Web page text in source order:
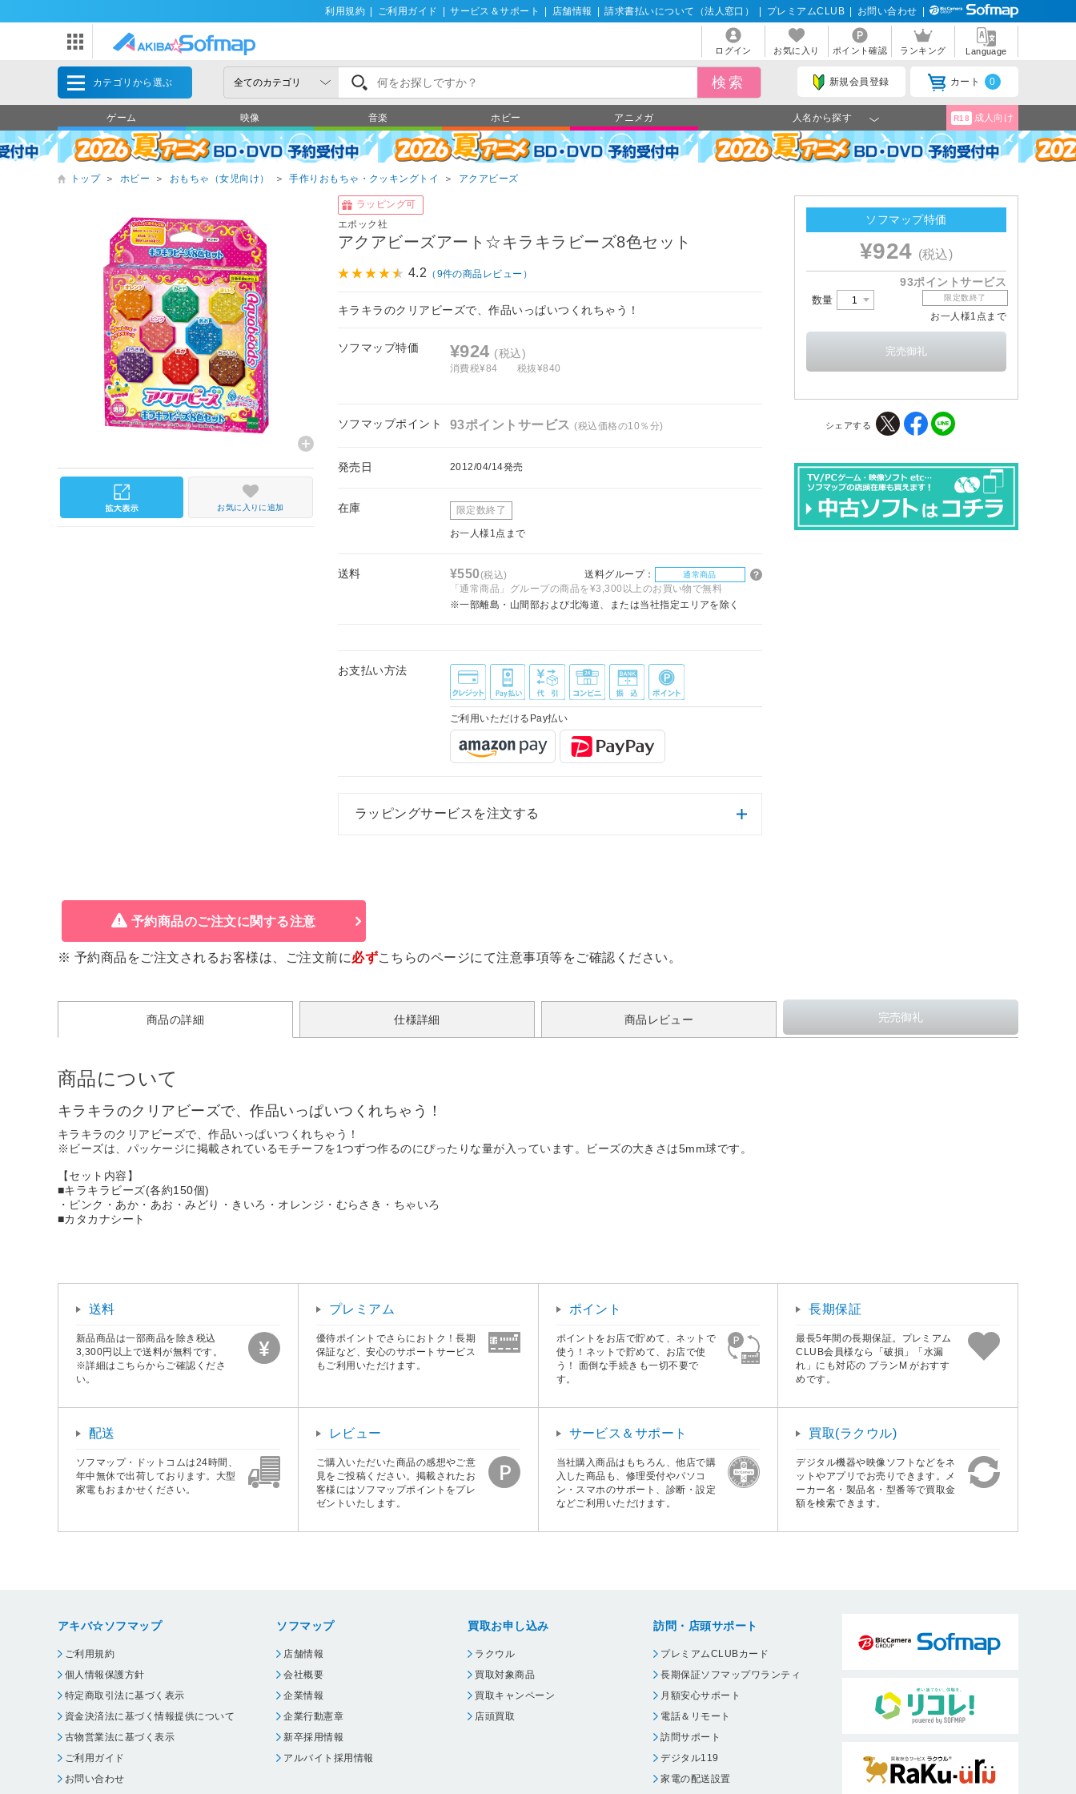
利用規約 ご利用ガイド サービス＆サポート 店舗情報 請求書払いについて（法人窓口） プレミアムCLUB お問い合わせ
ログイン お気に入り ポイント確認 ランキング Language
カテゴリから選ぶ 新規会員登録 カート 0
ゲーム 映像 音楽 ホビー アニメガ 人名から探す R18 成人向け
トップ ＞ ホビー ＞ おもちゃ（女児向け） ＞ 手作りおもちゃ・クッキングトイ ＞ アクアビーズ
ラッピング可
エポック社
アクアビーズアート☆キラキラビーズ8色セット
4.2 （9件の商品レビュー）
キラキラのクリアビーズで、作品いっぱいつくれちゃう！
ソフマップ特価 ¥924 (税込)
消費税¥84 税抜¥840
ソフマップポイント 93ポイントサービス(税込価格の10％分)
発売日 2012/04/14発売
在庫 限定数終了
お一人様1点まで
送料 ¥550(税込) 送料グループ： 通常商品
「通常商品」グループの商品を¥3,300以上のお買い物で無料
※一部離島・山間部および北海道、または当社指定エリアを除く
お支払い方法
ご利用いただけるPay払い
ラッピングサービスを注文する
お気に入りに追加
ソフマップ特価
¥924 (税込)
93ポイントサービス
数量 限定数終了
お一人様1点まで
シェアする
予約商品のご注文に関する注意
※ 予約商品をご注文されるお客様は、ご注文前に必ずこちらのページにて注意事項等をご確認ください。
商品の詳細 仕様詳細 商品レビュー
商品について
キラキラのクリアビーズで、作品いっぱいつくれちゃう！
キラキラのクリアビーズで、作品いっぱいつくれちゃう！
※ビーズは、パッケージに掲載されているモチーフを1つずつ作るのにぴったりな量が入っています。ビーズの大きさは5mm球です。
【セット内容】
■キラキラビーズ(各約150個)
・ピンク・あか・あお・みどり・きいろ・オレンジ・むらさき・ちゃいろ
■カタカナシート
送料
新品商品は一部商品を除き税込
3,300円以上で送料が無料です。
※詳細はこちらからご確認くださ
い。
プレミアム
優待ポイントでさらにおトク！長期
保証など、安心のサポートサービス
もご利用いただけます。
ポイント
ポイントをお店で貯めて、ネットで
使う！ネットで貯めて、お店で使
う！ 面倒な手続きも一切不要で
す。
長期保証
最長5年間の長期保証。プレミアム
CLUB会員様なら「破損」「水漏
れ」にも対応の プランM がおすす
めです。
配送
ソフマップ・ドットコムは24時間、
年中無休で出荷しております。大型
家電もおまかせください。
レビュー
ご購入いただいた商品の感想やご意
見をご投稿ください。掲載されたお
客様にはソフマップポイントをプレ
ゼントいたします。
サービス＆サポート
当社購入商品はもちろん、他店で購
入した商品も、修理受付やパソコ
ン・スマホのサポート、診断・設定
などご利用いただけます。
買取(ラクウル)
デジタル機器や映像ソフトなどをネ
ットやアプリでお売りできます。メ
ーカー名・製品名・型番等で買取金
額を検索できます。
アキバ☆ソフマップ
ご利用規約
個人情報保護方針
特定商取引法に基づく表示
資金決済法に基づく情報提供について
古物営業法に基づく表示
ご利用ガイド
お問い合わせ
ソフマップ
店舗情報
会社概要
企業情報
企業行動憲章
新卒採用情報
アルバイト採用情報
買取お申し込み
ラクウル
買取対象商品
買取キャンペーン
店頭買取
訪問・店頭サポート
プレミアムCLUBカード
長期保証ソフマップワランティ
月額安心サポート
電話＆リモート
訪問サポート
デジタル119
家電の配送設置